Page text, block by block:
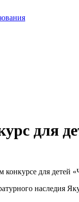
конкурсе для
наследия